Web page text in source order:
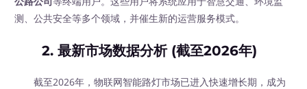
测、公共安全等多个领域，并催生新的运营服务模式。
2. 最新市场数据分析 (截至2026年)
截至2026年，物联网智能路灯市场已进入快速增长期，成为